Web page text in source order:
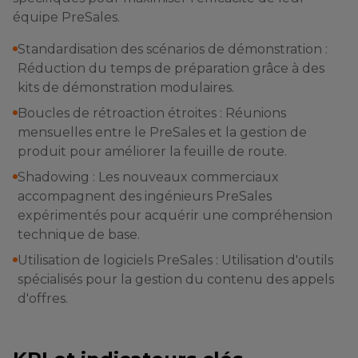
équipe PreSales.
Standardisation des scénarios de démonstration :
Réduction du temps de préparation grâce à des
kits de démonstration modulaires.
Boucles de rétroaction étroites : Réunions
mensuelles entre le PreSales et la gestion de
produit pour améliorer la feuille de route.
Shadowing : Les nouveaux commerciaux
accompagnent des ingénieurs PreSales
expérimentés pour acquérir une compréhension
technique de base.
Utilisation de logiciels PreSales : Utilisation d'outils
spécialisés pour la gestion du contenu des appels
d'offres.